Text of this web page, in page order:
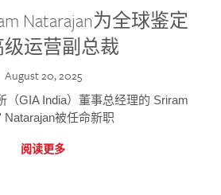
Natarajan为全球鉴定
运营副总裁
August 20, 2025
（GIA India）董事总经理的 Sriram
Natarajan被任命新职
阅读更多